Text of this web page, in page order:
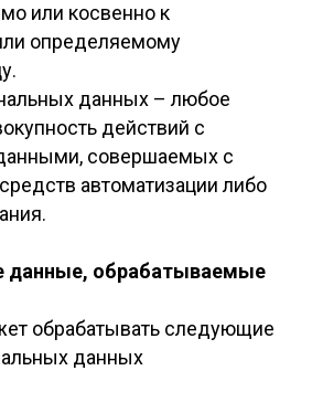
или косвенно к
определяемому
данных – любое
действий с
совершаемых с
автоматизации либо
данные, обрабатываемые
обрабатывать следующие
данных